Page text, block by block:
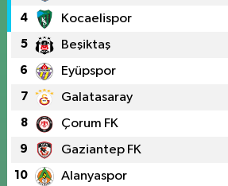
4 Kocaelispor
5 Beşiktaş
6 Eyüpspor
7 Galatasaray
8 Çorum FK
9 Gaziantep FK
10 Alanyaspor